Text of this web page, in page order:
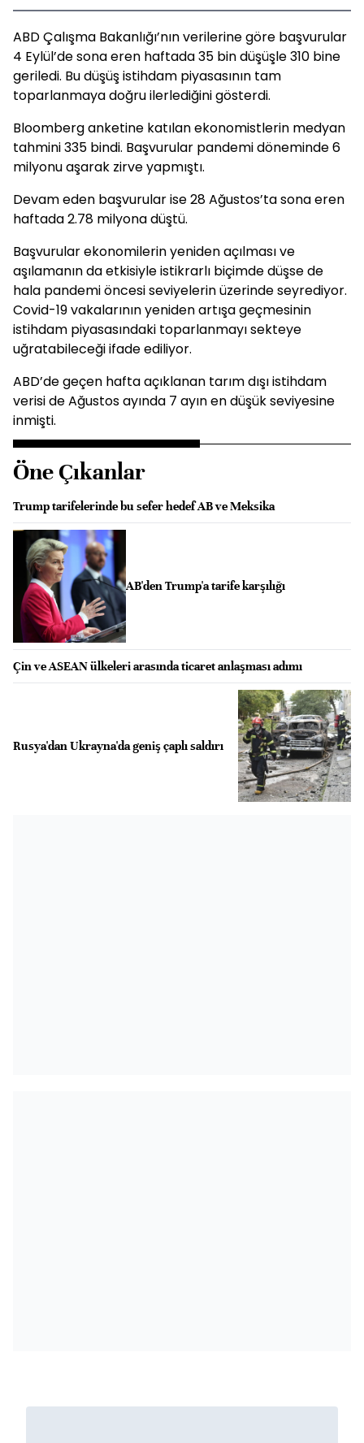
ABD Çalışma Bakanlığı’nın verilerine göre başvurular
4 Eylül’de sona eren haftada 35 bin düşüşle 310 bine
geriledi. Bu düşüş istihdam piyasasının tam
toparlanmaya doğru ilerlediğini gösterdi.
Bloomberg anketine katılan ekonomistlerin medyan
tahmini 335 bindi. Başvurular pandemi döneminde 6
milyonu aşarak zirve yapmıştı.
Devam eden başvurular ise 28 Ağustos’ta sona eren
haftada 2.78 milyona düştü.
Başvurular ekonomilerin yeniden açılması ve
aşılamanın da etkisiyle istikrarlı biçimde düşse de
hala pandemi öncesi seviyelerin üzerinde seyrediyor.
Covid-19 vakalarının yeniden artışa geçmesinin
istihdam piyasasındaki toparlanmayı sekteye
uğratabileceği ifade ediliyor.
ABD’de geçen hafta açıklanan tarım dışı istihdam
verisi de Ağustos ayında 7 ayın en düşük seviyesine
inmişti.
Öne Çıkanlar
Trump tarifelerinde bu sefer hedef AB ve Meksika
AB'den Trump'a tarife karşılığı
Çin ve ASEAN ülkeleri arasında ticaret anlaşması adımı
Rusya'dan Ukrayna'da geniş çaplı saldırı